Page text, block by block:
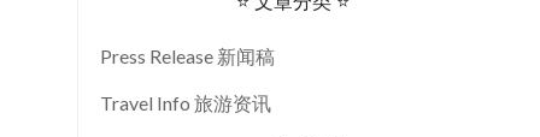
Press Release 新闻稿
Travel Info 旅游资讯